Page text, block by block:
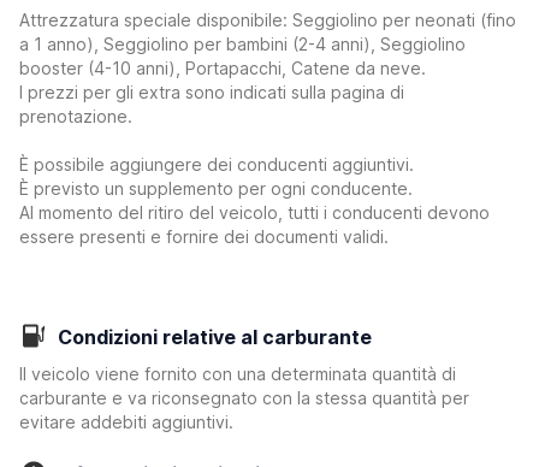
Attrezzatura speciale disponibile: Seggiolino per neonati (fino
a 1 anno), Seggiolino per bambini (2-4 anni), Seggiolino
booster (4-10 anni), Portapacchi, Catene da neve.
I prezzi per gli extra sono indicati sulla pagina di
prenotazione.
È possibile aggiungere dei conducenti aggiuntivi.
È previsto un supplemento per ogni conducente.
Al momento del ritiro del veicolo, tutti i conducenti devono
essere presenti e fornire dei documenti validi.
Condizioni relative al carburante
Il veicolo viene fornito con una determinata quantità di
carburante e va riconsegnato con la stessa quantità per
evitare addebiti aggiuntivi.